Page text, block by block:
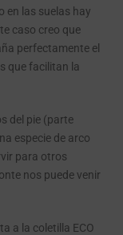
en las suelas hay
caso creo que
perfectamente el
que facilitan la
del pie (parte
especie de arco
para otros
nos puede venir
a la coletilla ECO